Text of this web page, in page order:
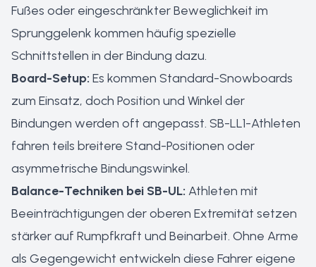
Fußes oder eingeschränkter Beweglichkeit im
Sprunggelenk kommen häufig spezielle
Schnittstellen in der Bindung dazu.
Board-Setup: Es kommen Standard-Snowboards
zum Einsatz, doch Position und Winkel der
Bindungen werden oft angepasst. SB-LL1-Athleten
fahren teils breitere Stand-Positionen oder
asymmetrische Bindungswinkel.
Balance-Techniken bei SB-UL: Athleten mit
Beeinträchtigungen der oberen Extremität setzen
stärker auf Rumpfkraft und Beinarbeit. Ohne Arme
als Gegengewicht entwickeln diese Fahrer eigene